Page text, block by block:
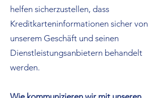
helfen sicherzustellen, dass
Kreditkarteninformationen sicher von
unserem Geschäft und seinen
Dienstleistungsanbietern behandelt
werden.